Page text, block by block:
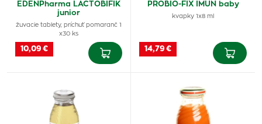
EDENPharma LACTOBIFIK
junior
žuvacie tablety, príchuť pomaranč 1
x30 ks
10,09 €
PROBIO-FIX IMUN baby
kvapky 1x8 ml
14,79 €